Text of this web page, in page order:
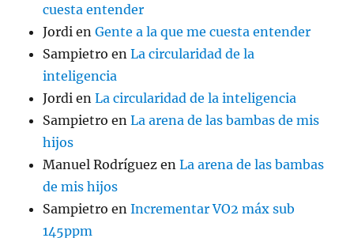
cuesta entender
Jordi enGente a la que me cuesta entender
Sampietro enLa circularidad de la
inteligencia
Jordi enLa circularidad de la inteligencia
Sampietro enLa arena de las bambas de mis
hijos
Manuel Rodríguez enLa arena de las bambas
de mis hijos
Sampietro enIncrementar VO2 máx sub
145ppm